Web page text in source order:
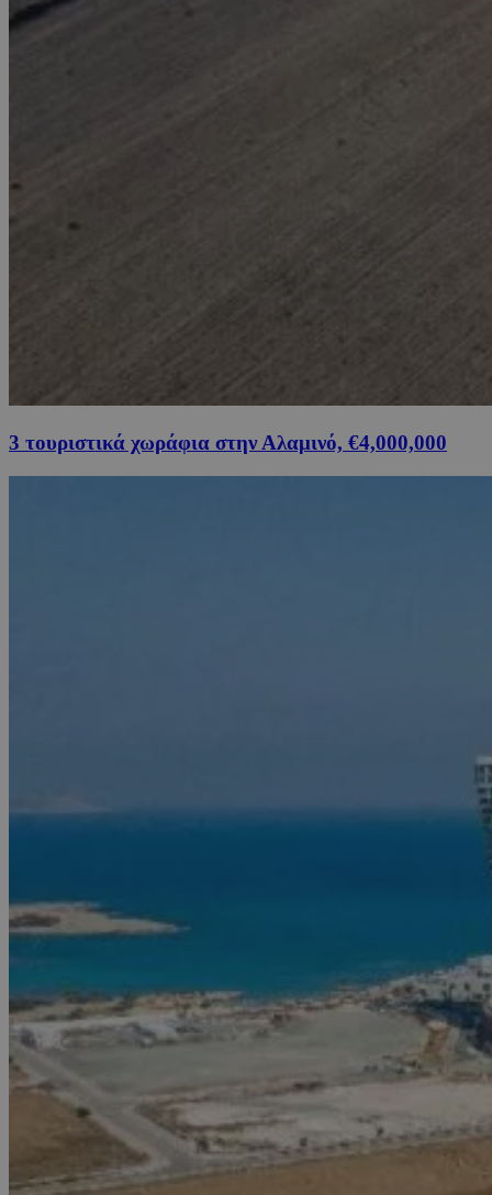
3 τουριστικά χωράφια στην Αλαμινό, €4,000,000